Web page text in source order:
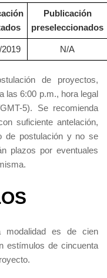
Publicación
preseleccionados
2019 N/A
de proyectos,
las 6:00 p.m., hora legal
5). Se recomienda
suficiente antelación,
de postulación y no se
plazos por eventuales
modalidad es de cien
estímulos de cincuenta